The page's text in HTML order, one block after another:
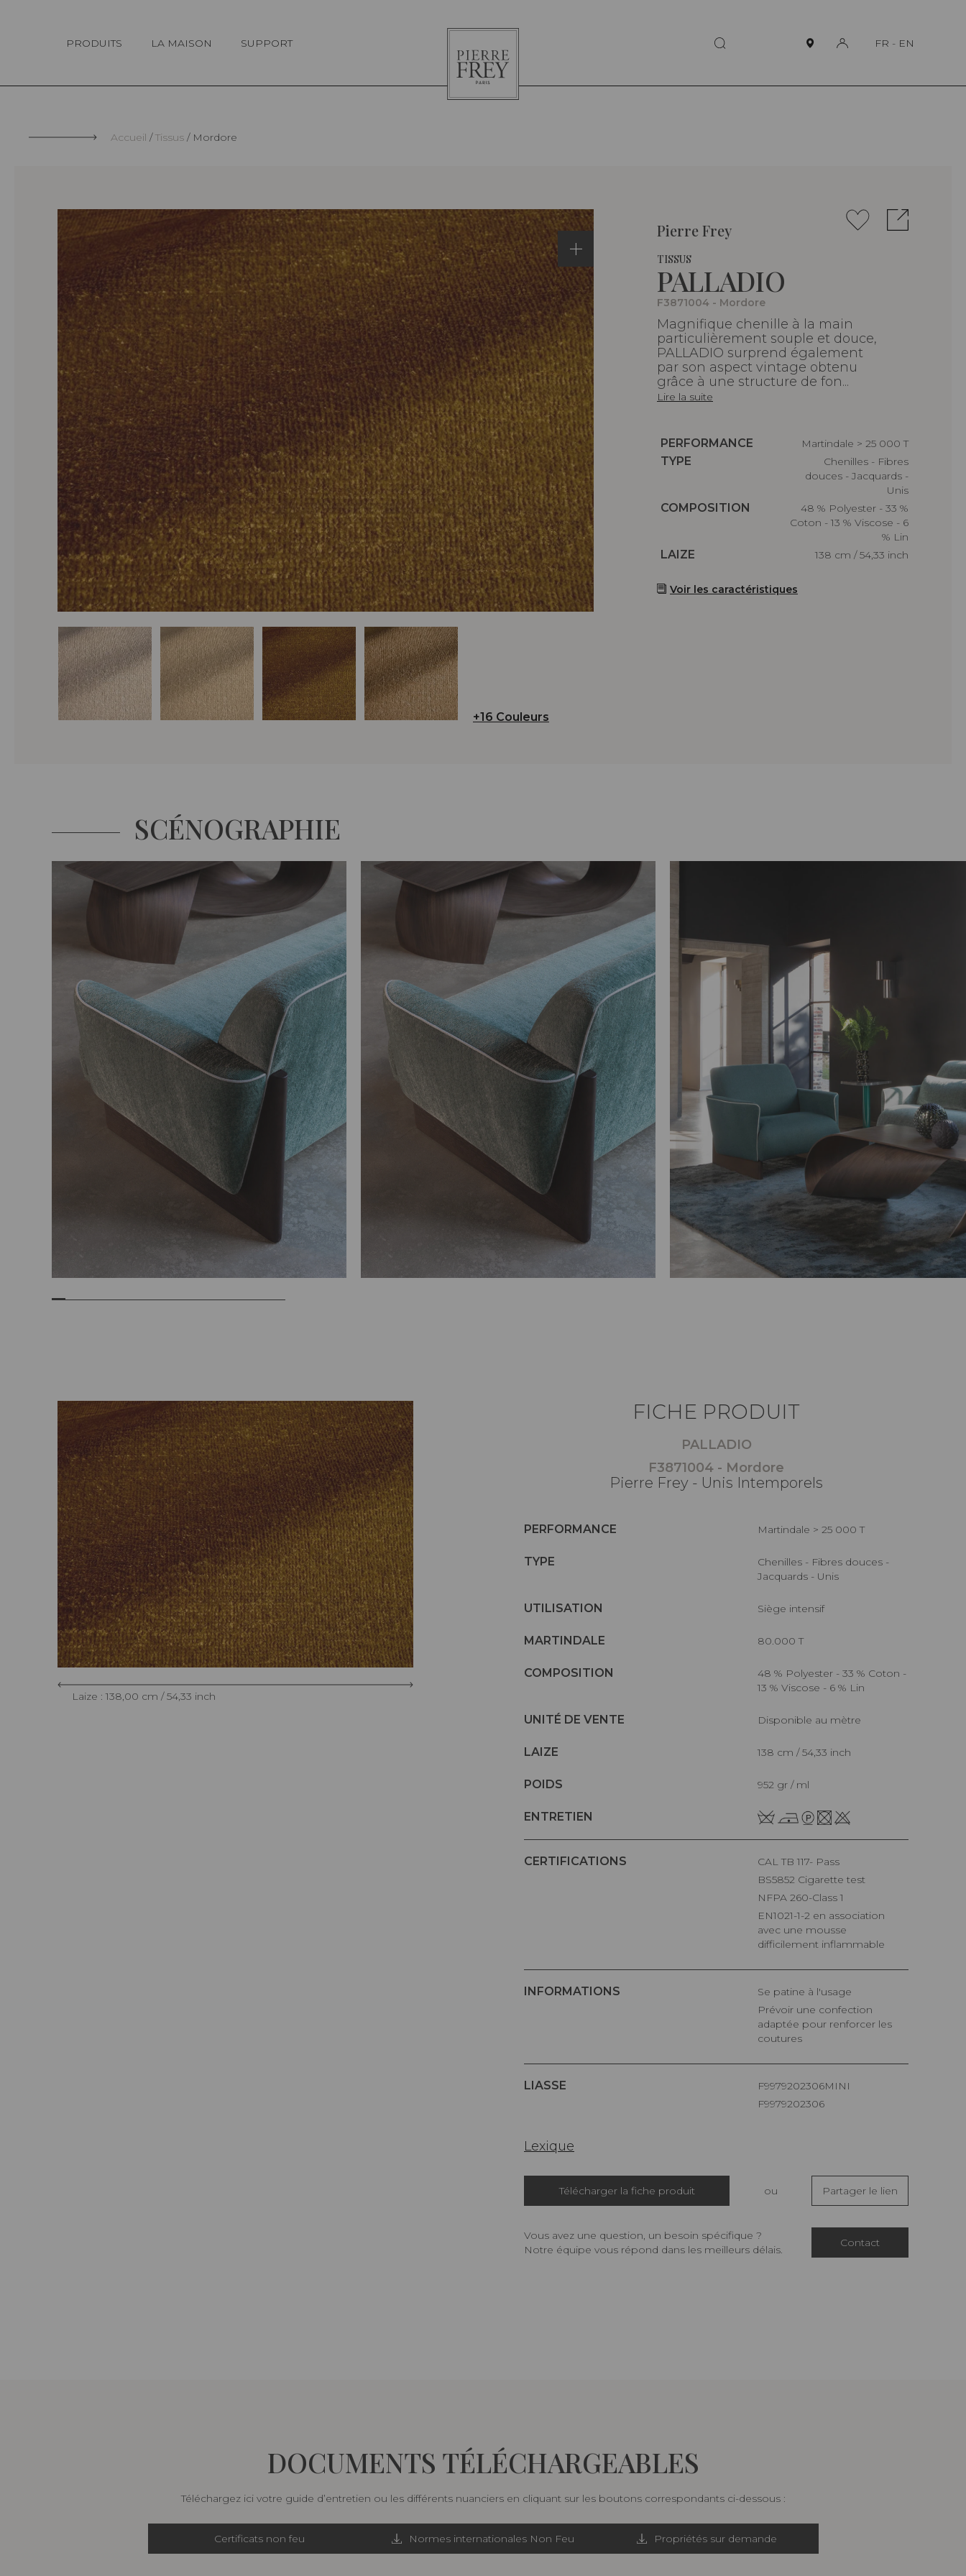
PRODUITS LA MAISON SUPPORT
Pierre
Frey
FR - EN
Accueil Tissus Mordore
+16 Couleurs
Pierre Frey
TISSUS
PALLADIO
F3871004 - Mordore
Magnifique chenille à la main
particulièrement souple et douce,
PALLADIO surprend également
par son aspect vintage obtenu
grâce à une structure de fon...
Lire la suite
Caractéristiques
PERFORMANCE
Martindale > 25 000 T
Caractéristiques
TYPE
Chenilles - Fibres
douces - Jacquards -
Unis
Caractéristiques
COMPOSITION
48 % Polyester - 33 %
Coton - 13 % Viscose - 6
% Lin
Caractéristiques
LAIZE 138 cm / 54,33 inch
Voir les caractéristiques
SCÉNOGRAPHIE
Laize : 138,00 cm / 54,33 inch
FICHE PRODUIT
PALLADIO
F3871004 - Mordore
Pierre Frey - Unis Intemporels
PERFORMANCE Martindale > 25 000 T
TYPE
Chenilles - Fibres douces -
Jacquards - Unis
UTILISATION Siège intensif
MARTINDALE 80.000 T
COMPOSITION
48 % Polyester - 33 % Coton -
13 % Viscose - 6 % Lin
UNITÉ DE VENTE Disponible au mètre
LAIZE 138 cm / 54,33 inch
POIDS 952 gr / ml
ENTRETIEN
CERTIFICATIONS
CAL TB 117- Pass
BS5852 Cigarette test
NFPA 260-Class 1
EN1021-1-2 en association
avec une mousse
difficilement inflammable
INFORMATIONS
Se patine à l'usage
Prévoir une confection
adaptée pour renforcer les
coutures
LIASSE
F9979202306MINI
F9979202306
Lexique
Télécharger la fiche produit ou Partager le lien
Vous avez une question, un besoin spécifique ?
Notre équipe vous répond dans les meilleurs délais.
Contact
DOCUMENTS TÉLÉCHARGEABLES
Téléchargez ici votre guide d’entretien ou les différents nuanciers en cliquant sur les boutons correspondants ci-dessous :
Certificats non feu Normes internationales Non Feu Propriétés sur demande